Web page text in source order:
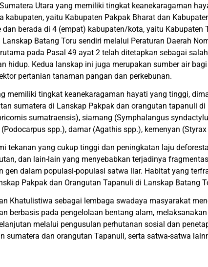
Utara yang memiliki tingkat keanekaragaman
kabupaten, yaitu Kabupaten Pakpak Bharat dan
berada di 4 (empat) kabupaten/kota, yaitu Kabupaten
Batang Toru sendiri melalui Peraturan Daerah
pada Pasal 49 ayat 2 telah ditetapkan sebagai
hidup. Kedua lanskap ini juga merupakan sumber air
pertanian tanaman pangan dan perkebunan.
memiliki tingkat keanekaragaman hayati yang tinggi,
sumatera di Lanskap Pakpak dan orangutan tapanuli
sumatraensis), siamang (Symphalangus
spp.), damar (Agathis spp.), kemenyan
tekanan yang cukup tinggi dan peningkatan laju
dan lain-lain yang menyebabkan terjadinya
dalam populasi-populasi satwa liar. Habitat yang
Pakpak dan Orangutan Tapanuli di Lanskap Batang
Khatulistiwa sebagai lembaga swadaya masyarakat
berbasis pada pengelolaan bentang alam,
melalui pengusulan perhutanan sosial dan
dan orangutan Tapanuli, serta satwa-satwa